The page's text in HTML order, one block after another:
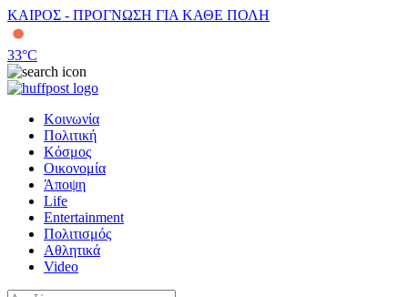
ΚΑΙΡΟΣ - ΠΡΟΓΝΩΣΗ ΓΙΑ ΚΑΘΕ ΠΟΛΗ
33°C
Κοινωνία
Πολιτική
Κόσμος
Οικονομία
Άποψη
Life
Entertainment
Πολιτισμός
Αθλητικά
Video